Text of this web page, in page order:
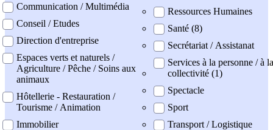
Communication / Multimédia
Conseil / Etudes
Direction d'entreprise
Espaces verts et naturels /
Agriculture / Pêche / Soins aux
animaux
Hôtellerie - Restauration /
Tourisme / Animation
Immobilier
Ressources Humaines
Santé (8)
Secrétariat / Assistanat
Services à la personne / à la
collectivité (1)
Spectacle
Sport
Transport / Logistique